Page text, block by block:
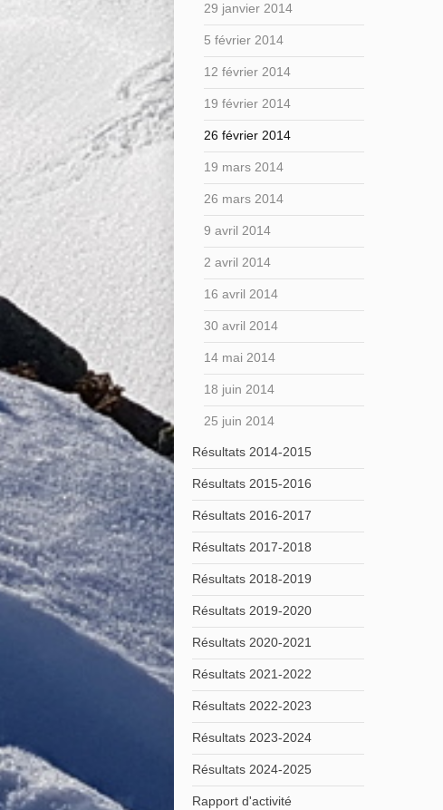
29 janvier 2014
5 février 2014
12 février 2014
19 février 2014
26 février 2014
19 mars 2014
26 mars 2014
9 avril 2014
2 avril 2014
16 avril 2014
30 avril 2014
14 mai 2014
18 juin 2014
25 juin 2014
Résultats 2014-2015
Résultats 2015-2016
Résultats 2016-2017
Résultats 2017-2018
Résultats 2018-2019
Résultats 2019-2020
Résultats 2020-2021
Résultats 2021-2022
Résultats 2022-2023
Résultats 2023-2024
Résultats 2024-2025
Rapport d'activité